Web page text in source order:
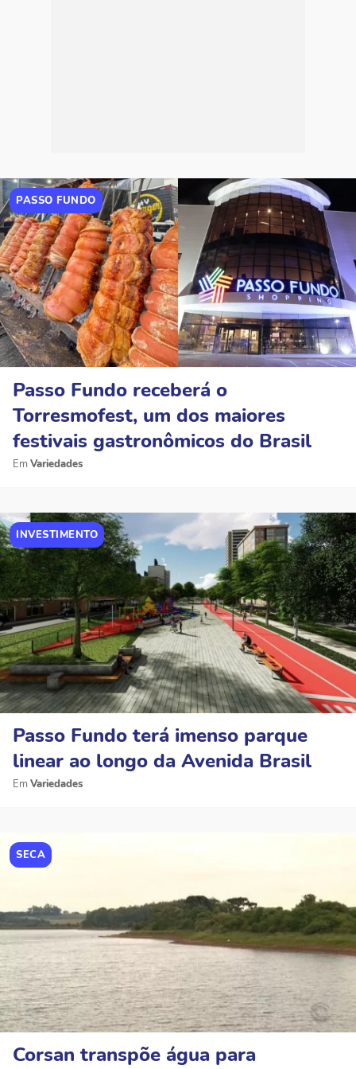
PASSO FUNDO
Passo Fundo receberá o
Torresmofest, um dos maiores
festivais gastronômicos do Brasil
Variedades
INVESTIMENTO
Passo Fundo terá imenso parque
linear ao longo da Avenida Brasil
Variedades
SECA
Corsan transpõe água para